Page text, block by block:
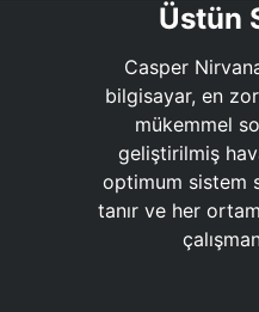
Üstün
Casper
bilgisayar, en
mükemmel
geliştirilmiş
optimum sistem
tanır ve her